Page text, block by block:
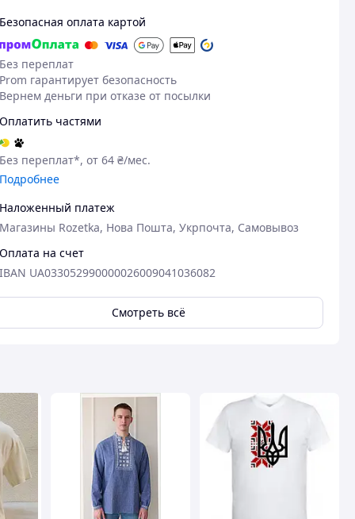
Безопасная оплата картой
Без переплат
Prom гарантирует безопасность
Вернем деньги при отказе от посылки
Оплатить частями
Без переплат*, от 64 ₴/мес.
Подробнее
Наложенный платеж
Магазины Rozetka, Нова Пошта, Укрпочта, Самовывоз
Оплата на счет
IBAN UA033052990000026009041036082
Смотреть всё